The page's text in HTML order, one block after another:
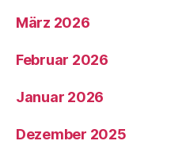
März 2026
Februar 2026
Januar 2026
Dezember 2025